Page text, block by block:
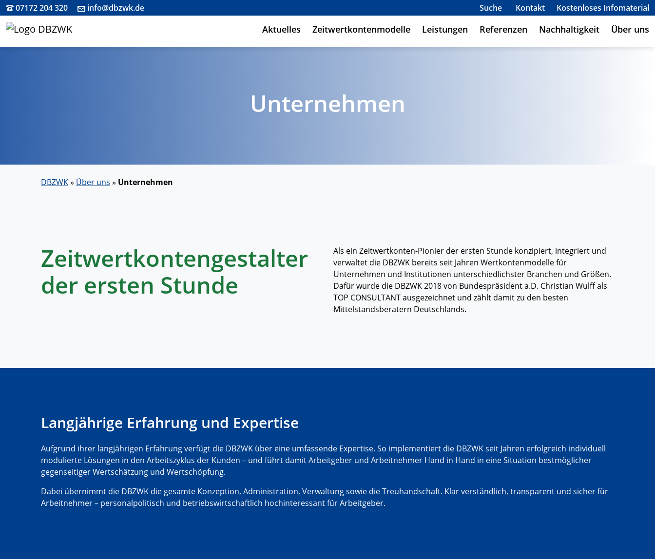
07172 204 320 info@dbzwk.de Suche Kontakt Kostenloses Infomaterial
Aktuelles Zeitwertkontenmodelle Leistungen Referenzen Nachhaltigkeit Über uns
Unternehmen
DBZWK» Über uns » Unternehmen
Zeitwertkontengestalter
der ersten Stunde
Als ein Zeitwertkonten-Pionier der ersten Stunde konzipiert, integriert und
verwaltet die DBZWK bereits seit Jahren Wertkontenmodelle für
Unternehmen und Institutionen unterschiedlichster Branchen und Größen.
Dafür wurde die DBZWK 2018 von Bundespräsident a.D. Christian Wulff als
TOP CONSULTANT ausgezeichnet und zählt damit zu den besten
Mittelstandsberatern Deutschlands.
Langjährige Erfahrung und Expertise
Aufgrund ihrer langjährigen Erfahrung verfügt die DBZWK über eine umfassende Expertise. So implementiert die DBZWK seit Jahren erfolgreich individuell
modulierte Lösungen in den Arbeitszyklus der Kunden – und führt damit Arbeitgeber und Arbeitnehmer Hand in Hand in eine Situation bestmöglicher
gegenseitiger Wertschätzung und Wertschöpfung.
Dabei übernimmt die DBZWK die gesamte Konzeption, Administration, Verwaltung sowie die Treuhandschaft. Klar verständlich, transparent und sicher für
Arbeitnehmer – personalpolitisch und betriebswirtschaftlich hochinteressant für Arbeitgeber.